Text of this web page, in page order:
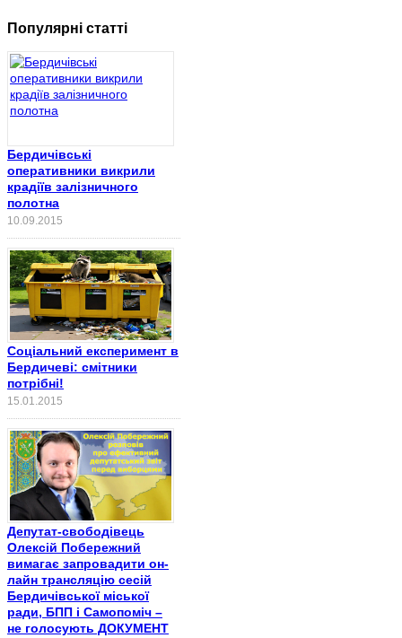
Популярні статті
Бердичівські
оперативники викрили
крадіїв залізничного
полотна
10.09.2015
Соціальний експеримент в
Бердичеві: смітники
потрібні!
15.01.2015
Депутат-свободівець
Олексій Побережний
вимагає запровадити он-
лайн трансляцію сесій
Бердичівської міської
ради, БПП і Самопоміч –
не голосують ДОКУМЕНТ